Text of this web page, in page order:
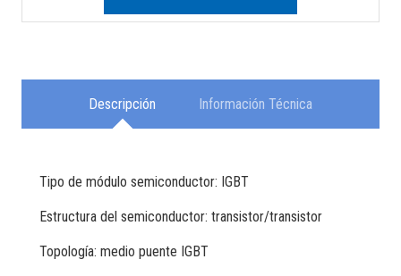
Descripción Información Técnica
Tipo de módulo semiconductor: IGBT
Estructura del semiconductor: transistor/transistor
Topología: medio puente IGBT